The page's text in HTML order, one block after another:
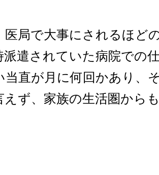
医局で大事にされるほど
派遣されていた病院での
当直が月に何回かあり、
えず、家族の生活圏から